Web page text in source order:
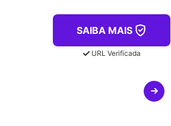
SAIBA MAIS
URL Verificada